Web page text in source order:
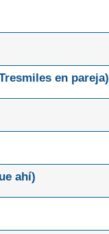
en pareja)
ahí)